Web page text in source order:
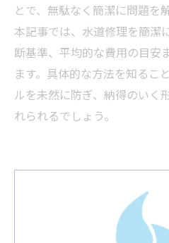
とで、無駄なく簡潔に問題を
本記事では、水道修理を簡潔
断基準、平均的な費用の目安
ます。具体的な方法を知るこ
ルを未然に防ぎ、納得のいく
れられるでしょう。